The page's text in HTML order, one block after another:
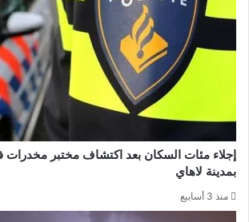
إجلاء مئات السكان بعد اكتشاف مختبر
بمدينة لاهاي
منذ 3 أسابيع